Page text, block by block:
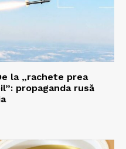
la „rachete prea
propaganda rusă